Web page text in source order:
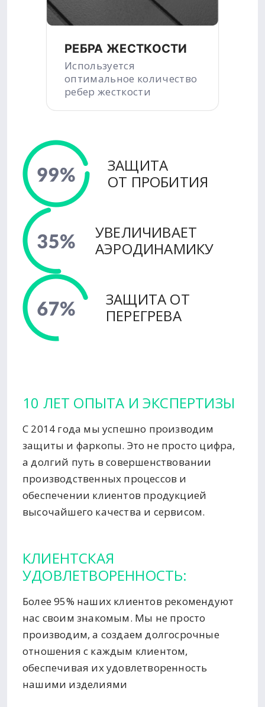
РЕБРА ЖЕСТКОСТИ
Используется
оптимальное количество
ребер жесткости
ЗАЩИТА
ОТ ПРОБИТИЯ
УВЕЛИЧИВАЕТ
АЭРОДИНАМИКУ
ЗАЩИТА ОТ
ПЕРЕГРЕВА
10 ЛЕТ ОПЫТА И ЭКСПЕРТИЗЫ
С 2014 года мы успешно производим
защиты и фаркопы. Это не просто цифра,
а долгий путь в совершенствовании
производственных процессов и
обеспечении клиентов продукцией
высочайшего качества и сервисом.
КЛИЕНТСКАЯ
УДОВЛЕТВОРЕННОСТЬ:
Более 95% наших клиентов рекомендуют
нас своим знакомым. Мы не просто
производим, а создаем долгосрочные
отношения с каждым клиентом,
обеспечивая их удовлетворенность
нашими изделиями